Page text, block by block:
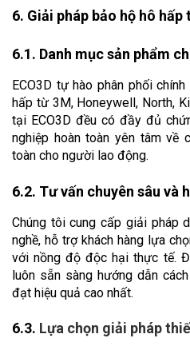
6. Giải pháp bảo hộ hô hấp
6.1. Danh mục sản phẩm
ECO3D tự hào phân phối
hấp từ 3M, Honeywell, North,
tại ECO3D đều có đầy đủ
nghiệp hoàn toàn yên tâm về
toàn cho người lao động.
6.2. Tư vấn chuyên sâu và
Chúng tôi cung cấp giải pháp
nghề, hỗ trợ khách hàng lựa
với nồng độ độc hại thực tế.
luôn sẵn sàng hướng dẫn
đạt hiệu quả cao nhất.
6.3. Lựa chọn giải pháp